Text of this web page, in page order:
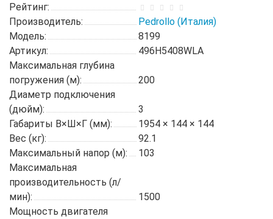
Рейтинг:
Производитель:
Pedrollo (Италия)
Модель:
8199
Артикул:
496H5408WLA
Максимальная глубина
погружения (м):
200
Диаметр подключения
(дюйм):
3
Габариты В×Ш×Г (мм):
1954 × 144 × 144
Вес (кг):
92.1
Максимальный напор (м):
103
Максимальная
производительность (л/
мин):
1500
Мощность двигателя